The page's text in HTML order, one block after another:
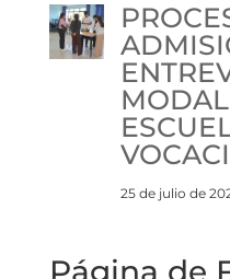
25 de julio de
Página de